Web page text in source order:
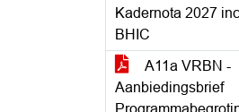
Kadernota 2027
BHIC
A11a VRBN -
Aanbiedingsbrief